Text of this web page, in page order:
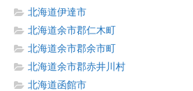
北海道伊達市
北海道余市郡仁木町
北海道余市郡余市町
北海道余市郡赤井川村
北海道函館市